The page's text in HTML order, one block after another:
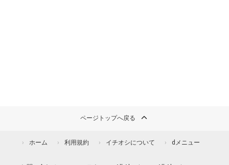
ページトップへ戻る
ホーム 利用規約 イチオシについて dメニュー